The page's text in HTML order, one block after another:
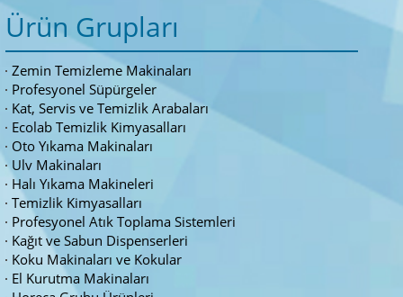
Ürün Grupları
Zemin Temizleme Makinaları
Profesyonel Süpürgeler
Kat, Servis ve Temizlik Arabaları
Ecolab Temizlik Kimyasalları
Oto Yıkama Makinaları
Ulv Makinaları
Halı Yıkama Makineleri
Temizlik Kimyasalları
Profesyonel Atık Toplama Sistemleri
Kağıt ve Sabun Dispenserleri
Koku Makinaları ve Kokular
El Kurutma Makinaları